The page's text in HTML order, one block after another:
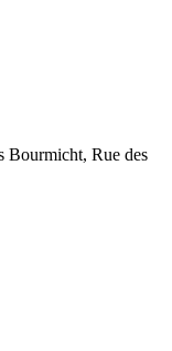
Bourmicht, Rue des